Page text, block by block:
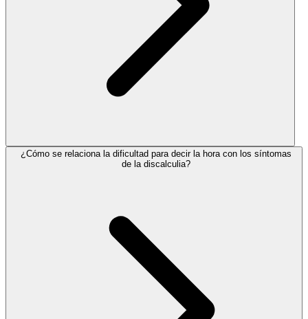
¿Cómo se relaciona la dificultad para decir la hora con los síntomas
de la discalculia?